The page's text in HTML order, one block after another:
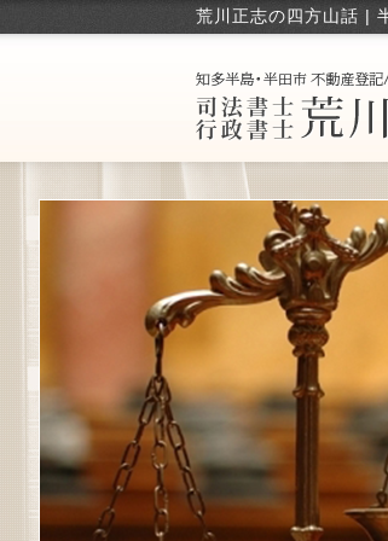
荒川正志の四方山話 |